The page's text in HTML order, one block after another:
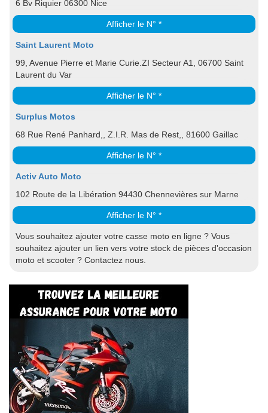
6 Bv Riquier 06300 Nice
Afficher le N° *
Saint Laurent Moto
99, Avenue Pierre et Marie Curie.ZI Secteur A1, 06700 Saint
Laurent du Var
Afficher le N° *
Surplus Motos
68 Rue René Panhard,, Z.I.R. Mas de Rest,, 81600 Gaillac
Afficher le N° *
Activ Auto Moto
102 Route de la Libération 94430 Chennevières sur Marne
Afficher le N° *
Vous souhaitez ajouter votre casse moto en ligne ? Vous
souhaitez ajouter un lien vers votre stock de pièces d'occasion
moto et scooter ? Contactez nous.